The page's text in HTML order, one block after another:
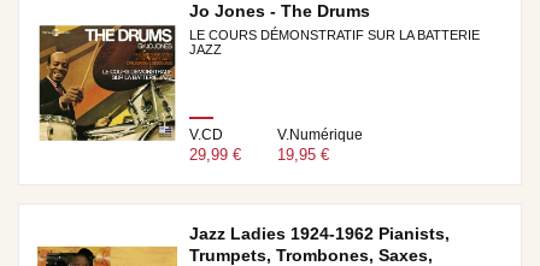
Jo Jones - The Drums
LE COURS DÉMONSTRATIF SUR LA BATTERIE
JAZZ
V.CD
29,99 €
V.Numérique
19,95 €
Jazz Ladies 1924-1962 Pianists,
Trumpets, Trombones, Saxes,